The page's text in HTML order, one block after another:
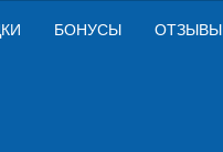
БОНУСЫ ОТЗЫВЫ